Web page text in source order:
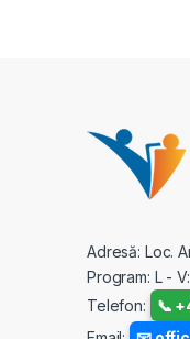
Adresă: Loc.
Program: L -
Telefon:
📞